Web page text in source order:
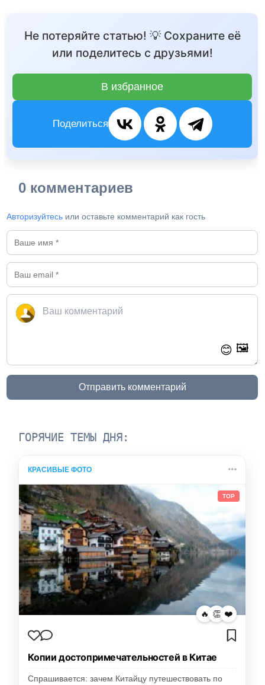
Не потеряйте статью! 💡 Сохраните её
или поделитесь с друзьями!
В избранное
Поделиться
0 комментариев
Авторизуйтесь или оставьте комментарий как гость
😊 🖼️
Отправить комментарий
ГОРЯЧИЕ ТЕМЫ ДНЯ:
КРАСИВЫЕ ФОТО
TOP
🔥 👏 ❤️
Копии достопримечательностей в Китае
Спрашивается: зачем Китайцу путешествовать по